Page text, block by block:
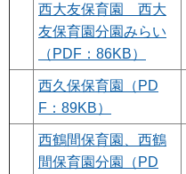
西大友保育園 西大
友保育園分園みらい
（PDF：86KB）
西久保保育園（PD
F：89KB）
西鶴間保育園、西鶴
間保育園分園（PD